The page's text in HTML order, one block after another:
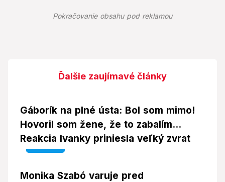
Pokračovanie obsahu pod reklamou
Ďalšie zaujímavé články
Gáborík na plné ústa: Bol som mimo!
Hovoril som žene, že to zabalím...
Reakcia Ivanky priniesla veľký zvrat
Video
Monika Szabó varuje pred